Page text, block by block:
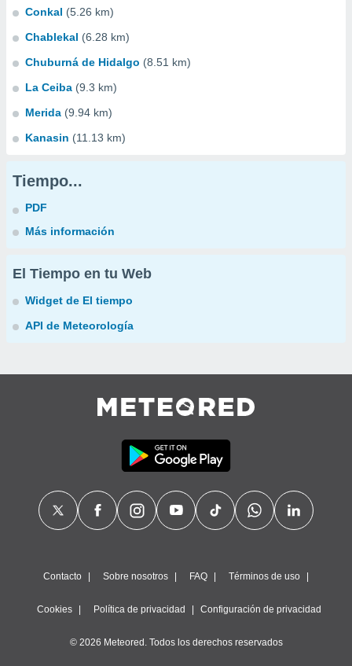
Conkal (5.26 km)
Chablekal (6.28 km)
Chuburná de Hidalgo (8.51 km)
La Ceiba (9.3 km)
Merida (9.94 km)
Kanasin (11.13 km)
Tiempo...
PDF
Más información
El Tiempo en tu Web
Widget de El tiempo
API de Meteorología
Contacto Sobre nosotros FAQ Términos de uso
Cookies Política de privacidad Configuración de privacidad
© 2026 Meteored. Todos los derechos reservados